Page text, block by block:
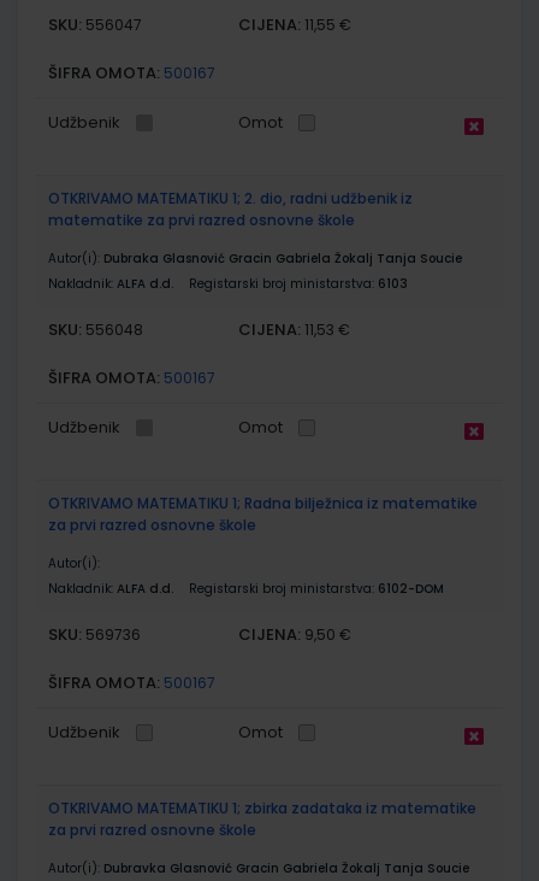
SKU: 556047 CIJENA: 11,55 €
ŠIFRA OMOTA: 500167
Udžbenik Omot
OTKRIVAMO MATEMATIKU 1; 2. dio, radni udžbenik iz
matematike za prvi razred osnovne škole
Autor(i): Dubraka Glasnović Gracin Gabriela Žokalj Tanja Soucie
Nakladnik: ALFA d.d. Registarski broj ministarstva: 6103
SKU: 556048 CIJENA: 11,53 €
ŠIFRA OMOTA: 500167
Udžbenik Omot
OTKRIVAMO MATEMATIKU 1; Radna bilježnica iz matematike
za prvi razred osnovne škole
Autor(i):
Nakladnik: ALFA d.d. Registarski broj ministarstva: 6102-DOM
SKU: 569736 CIJENA: 9,50 €
ŠIFRA OMOTA: 500167
Udžbenik Omot
OTKRIVAMO MATEMATIKU 1; zbirka zadataka iz matematike
za prvi razred osnovne škole
Autor(i): Dubravka Glasnović Gracin Gabriela Žokalj Tanja Soucie